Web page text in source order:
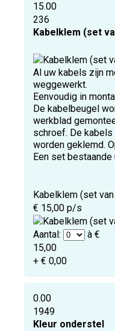
15.00
236
Kabelklem (set
Al uw kabels zijn
weggewerkt.
Eenvoudig in
De kabelbeugel
werkblad
schroef. De
worden geklemd.
Een set
Kabelklem (set
€ 15,00 p/s
Aantal:
à €
15,00
+ € 0,00
0.00
1949
Kleur onderstel